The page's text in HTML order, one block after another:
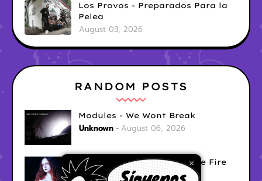
×
Los Provos - Preparados Para la
Pelea
August 03, 2026
RANDOM POSTS
Modules - We Wont Break
Unknown August 06, 2026
Sara Diana - Her Hair's Like Fire
Ely August 05, 2026